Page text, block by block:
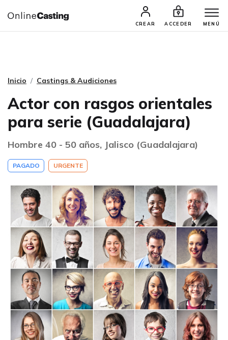
CREAR ACCEDER MENÚ
CASTINGS Y AUDICIONES TALENTOS
Inicio Castings & Audiciones
Actor con rasgos orientales
para serie (Guadalajara)
Hombre 40 - 50 años, Jalisco (Guadalajara)
PAGADO URGENTE